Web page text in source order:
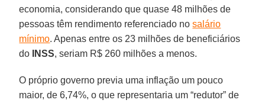
economia, considerando que quase 48 milhões de
pessoas têm rendimento referenciado nosalário
mínimo. Apenas entre os 23 milhões de beneficiários
do
INSS, seriam R$ 260 milhões a menos.
O próprio governo previa uma inflação um pouco
maior, de 6,74%, o que representaria um “redutor” de